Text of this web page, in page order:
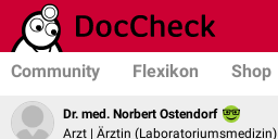
Community Flexikon Shop
Dr. med. Norbert Ostendorf
Arzt | Ärztin (Laboratoriumsmedizin)